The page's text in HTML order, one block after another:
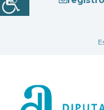
contingut